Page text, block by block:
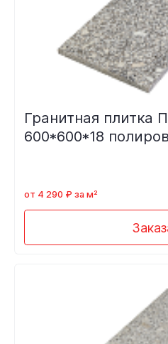
Гранитная плитка
600*600*18
от 4 290 ₽ за м²